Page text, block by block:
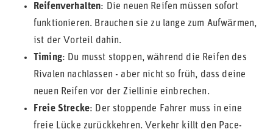
Reifenverhalten: Die neuen Reifen müssen sofort
funktionieren. Brauchen sie zu lange zum Aufwärmen,
ist der Vorteil dahin.
Timing: Du musst stoppen, während die Reifen des
Rivalen nachlassen - aber nicht so früh, dass deine
neuen Reifen vor der Ziellinie einbrechen.
Freie Strecke: Der stoppende Fahrer muss in eine
freie Lücke zurückkehren. Verkehr killt den Pace-